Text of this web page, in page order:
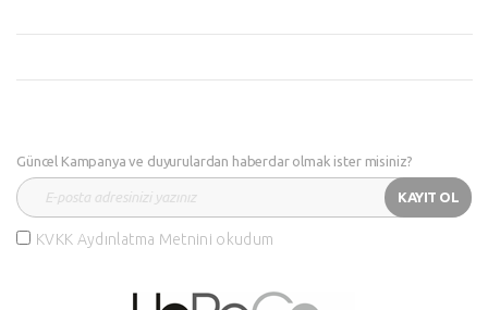
Güncel Kampanya ve duyurulardan haberdar olmak ister misiniz?
KAYIT OL
KVKK Aydınlatma Metnini okudum